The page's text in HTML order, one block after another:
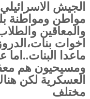
الجيش
والمعاقين
اخوات
ماعدا
ومسيحيون هم
العسكرية لكن
مختلف